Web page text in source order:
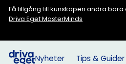
Få tillgång till kunskapen andra
Driva Eget MasterMinds
Nyheter Tips & Guider